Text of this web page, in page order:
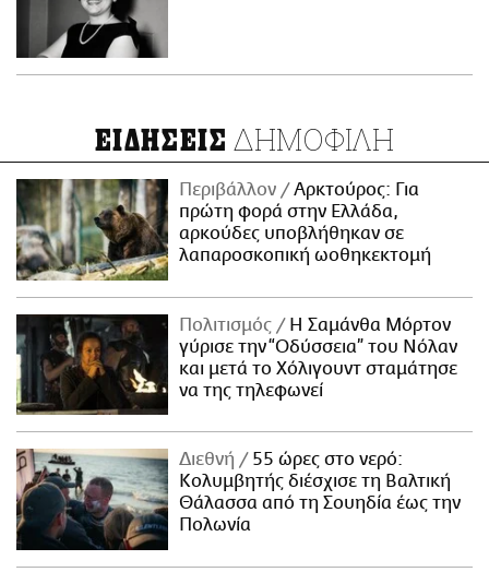
ΕΙΔΗΣΕΙΣ ΔΗΜΟΦΙΛΗ
Περιβάλλον
Αρκτούρος: Για
πρώτη φορά στην Ελλάδα,
αρκούδες υποβλήθηκαν σε
λαπαροσκοπική ωοθηκεκτομή
Πολιτισμός
Η Σαμάνθα Μόρτον
γύρισε την “Οδύσσεια” του Νόλαν
και μετά το Χόλιγουντ σταμάτησε
να της τηλεφωνεί
Διεθνή
55 ώρες στο νερό:
Κολυμβητής διέσχισε τη Βαλτική
Θάλασσα από τη Σουηδία έως την
Πολωνία